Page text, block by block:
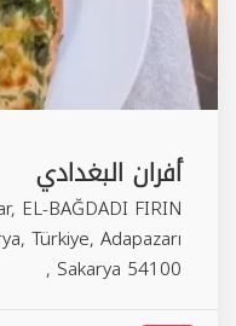
أفران البغدادي
Türkiye, Adapazarı
, Sakarya 54100